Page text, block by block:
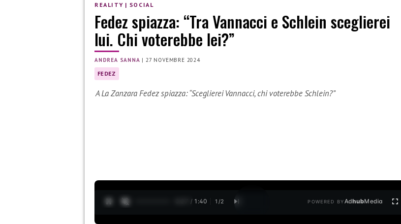
REALITY | SOCIAL
Fedez spiazza: “Tra Vannacci e Schlein sceglierei
lui. Chi voterebbe lei?”
ANDREA SANNA |27 NOVEMBRE 2024
FEDEZ
A La Zanzara Fedez spiazza: “Sceglierei Vannacci, chi voterebbe Schlein?”
0:28 / 1:40 1 /2 POWERED BYAdhubMedia